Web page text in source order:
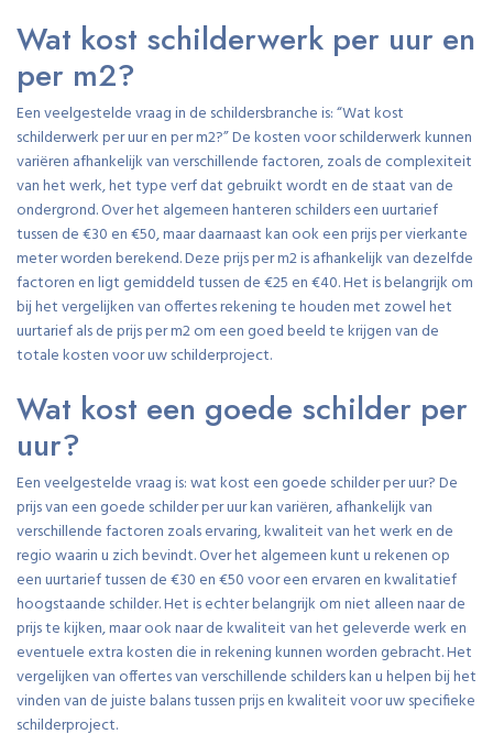
Wat kost schilderwerk per uur en
per m2?
Een veelgestelde vraag in de schildersbranche is: “Wat kost
schilderwerk per uur en per m2?” De kosten voor schilderwerk kunnen
variëren afhankelijk van verschillende factoren, zoals de complexiteit
van het werk, het type verf dat gebruikt wordt en de staat van de
ondergrond. Over het algemeen hanteren schilders een uurtarief
tussen de €30 en €50, maar daarnaast kan ook een prijs per vierkante
meter worden berekend. Deze prijs per m2 is afhankelijk van dezelfde
factoren en ligt gemiddeld tussen de €25 en €40. Het is belangrijk om
bij het vergelijken van offertes rekening te houden met zowel het
uurtarief als de prijs per m2 om een goed beeld te krijgen van de
totale kosten voor uw schilderproject.
Wat kost een goede schilder per
uur?
Een veelgestelde vraag is: wat kost een goede schilder per uur? De
prijs van een goede schilder per uur kan variëren, afhankelijk van
verschillende factoren zoals ervaring, kwaliteit van het werk en de
regio waarin u zich bevindt. Over het algemeen kunt u rekenen op
een uurtarief tussen de €30 en €50 voor een ervaren en kwalitatief
hoogstaande schilder. Het is echter belangrijk om niet alleen naar de
prijs te kijken, maar ook naar de kwaliteit van het geleverde werk en
eventuele extra kosten die in rekening kunnen worden gebracht. Het
vergelijken van offertes van verschillende schilders kan u helpen bij het
vinden van de juiste balans tussen prijs en kwaliteit voor uw specifieke
schilderproject.